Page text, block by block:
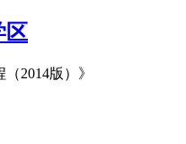
区
2014版）》